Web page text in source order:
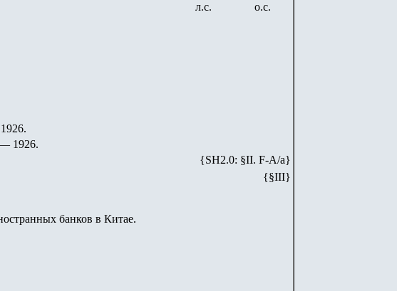
л.с. о.с.
1926.
{SH2.0: §II. F-A/a}
{§III}
банков в Китае.